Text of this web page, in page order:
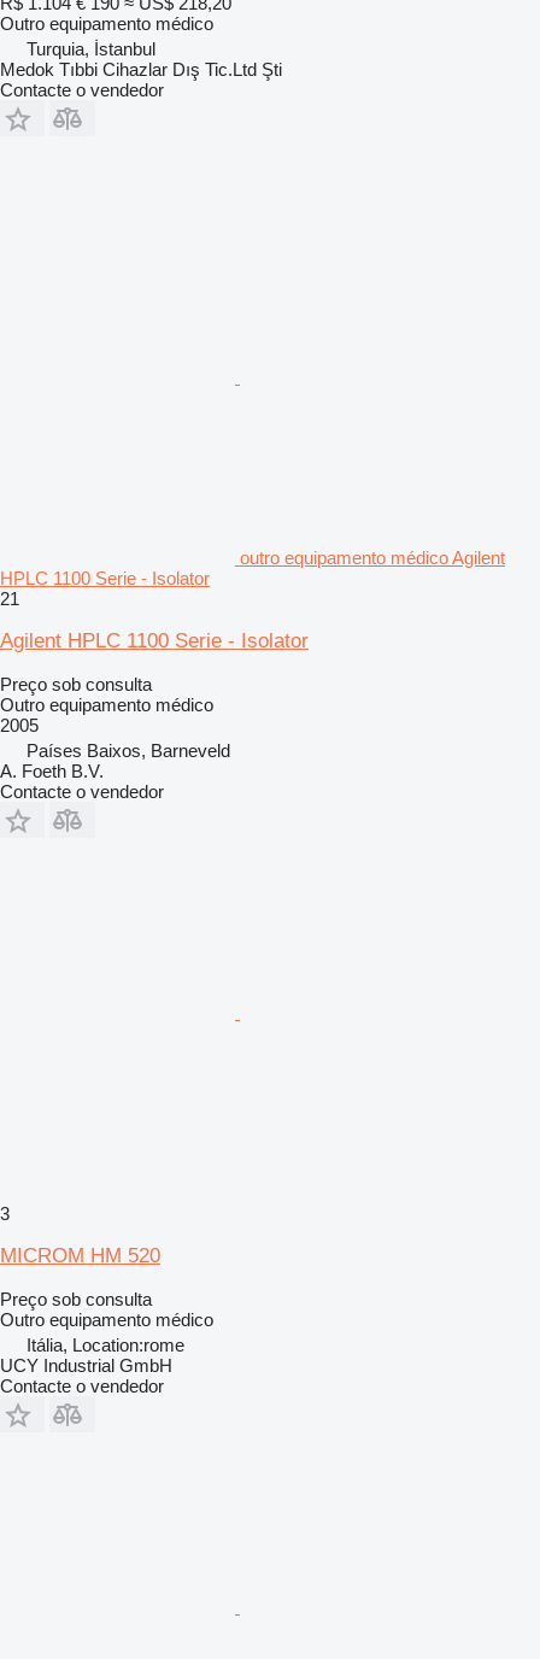
Outro equipamento médico
Turquia, İstanbul
Medok Tıbbi Cihazlar Dış Tic.Ltd Şti
Contacte o vendedor
outro equipamento médico Agilent
HPLC 1100 Serie - Isolator
21
Agilent HPLC 1100 Serie - Isolator
Preço sob consulta
Outro equipamento médico
2005
Países Baixos, Barneveld
A. Foeth B.V.
Contacte o vendedor
3
MICROM HM 520
Preço sob consulta
Outro equipamento médico
Itália, Location:rome
UCY Industrial GmbH
Contacte o vendedor